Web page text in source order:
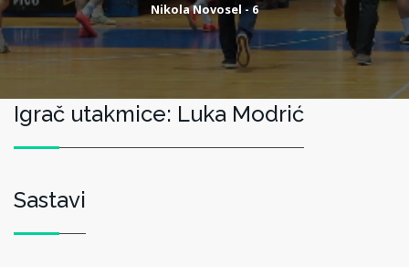
Nikola Novosel - 6
Igrač utakmice: Luka Modrić
Sastavi